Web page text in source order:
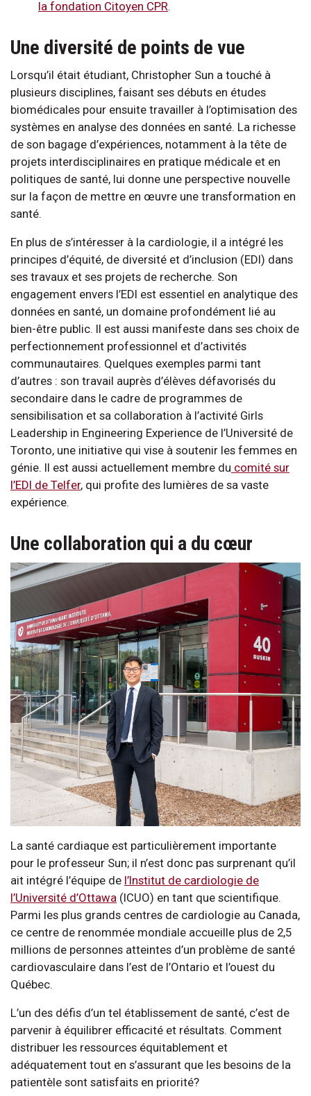
la fondation Citoyen CPR.
Une diversité de points de vue
Lorsqu’il était étudiant, Christopher Sun a touché à
plusieurs disciplines, faisant ses débuts en études
biomédicales pour ensuite travailler à l’optimisation des
systèmes en analyse des données en santé. La richesse
de son bagage d’expériences, notamment à la tête de
projets interdisciplinaires en pratique médicale et en
politiques de santé, lui donne une perspective nouvelle
sur la façon de mettre en œuvre une transformation en
santé.
En plus de s’intéresser à la cardiologie, il a intégré les
principes d’équité, de diversité et d’inclusion (EDI) dans
ses travaux et ses projets de recherche. Son
engagement envers l’EDI est essentiel en analytique des
données en santé, un domaine profondément lié au
bien-être public. Il est aussi manifeste dans ses choix de
perfectionnement professionnel et d’activités
communautaires. Quelques exemples parmi tant
d’autres : son travail auprès d’élèves défavorisés du
secondaire dans le cadre de programmes de
sensibilisation et sa collaboration à l’activité Girls
Leadership in Engineering Experience de l’Université de
Toronto, une initiative qui vise à soutenir les femmes en
génie. Il est aussi actuellement membre du comité sur
l’EDI de Telfer, qui profite des lumières de sa vaste
expérience.
Une collaboration qui a du cœur
La santé cardiaque est particulièrement importante
pour le professeur Sun; il n’est donc pas surprenant qu’il
ait intégré l’équipe de l’Institut de cardiologie de
l’Université d’Ottawa (ICUO) en tant que scientifique.
Parmi les plus grands centres de cardiologie au Canada,
ce centre de renommée mondiale accueille plus de 2,5
millions de personnes atteintes d’un problème de santé
cardiovasculaire dans l’est de l’Ontario et l’ouest du
Québec.
L’un des défis d’un tel établissement de santé, c’est de
parvenir à équilibrer efficacité et résultats. Comment
distribuer les ressources équitablement et
adéquatement tout en s’assurant que les besoins de la
patientèle sont satisfaits en priorité?